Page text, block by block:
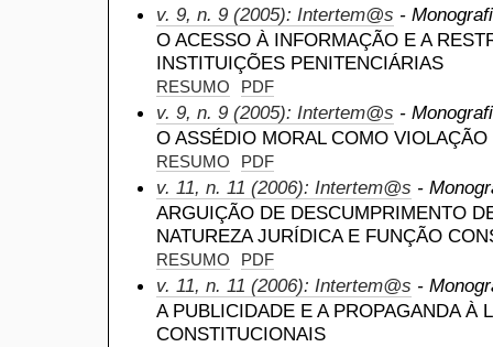
v. 9, n. 9 (2005): Intertem@s -
O ACESSO À INFORMAÇÃO E A
INSTITUIÇÕES PENITENCIÁRIAS
RESUMO PDF
v. 9, n. 9 (2005): Intertem@s -
O ASSÉDIO MORAL COMO
RESUMO PDF
v. 11, n. 11 (2006): Intertem@s -
ARGUIÇÃO DE DESCUMPRIMENTO
NATUREZA JURÍDICA E FUNÇÃO
RESUMO PDF
v. 11, n. 11 (2006): Intertem@s -
A PUBLICIDADE E A PROPAGANDA À
CONSTITUCIONAIS